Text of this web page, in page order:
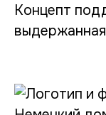
Концепт